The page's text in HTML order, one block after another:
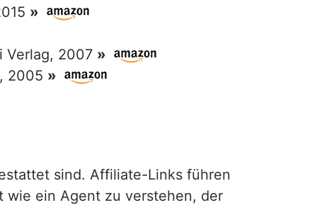
»
Verlag, 2007 »
2005 »
sind. Affiliate-Links führen
wie ein Agent zu verstehen, der